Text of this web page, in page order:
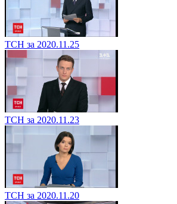
ТСН за 2020.11.25
ТСН за 2020.11.23
ТСН за 2020.11.20